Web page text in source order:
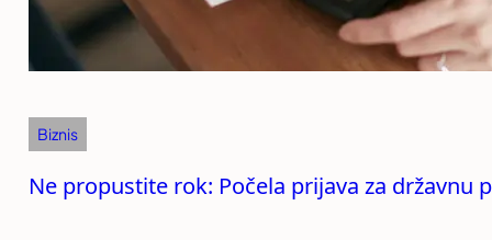
Biznis
Ne propustite rok: Počela prijava za državnu